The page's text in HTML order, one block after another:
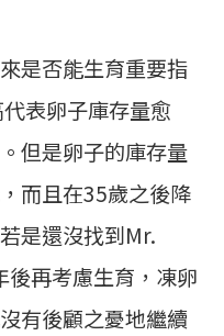
是否能生育重要指
表卵子庫存量愈
但是卵子的庫存量
而且在35歲之後降
是還沒找到Mr.
再考慮生育，凍卵
有後顧之憂地繼續